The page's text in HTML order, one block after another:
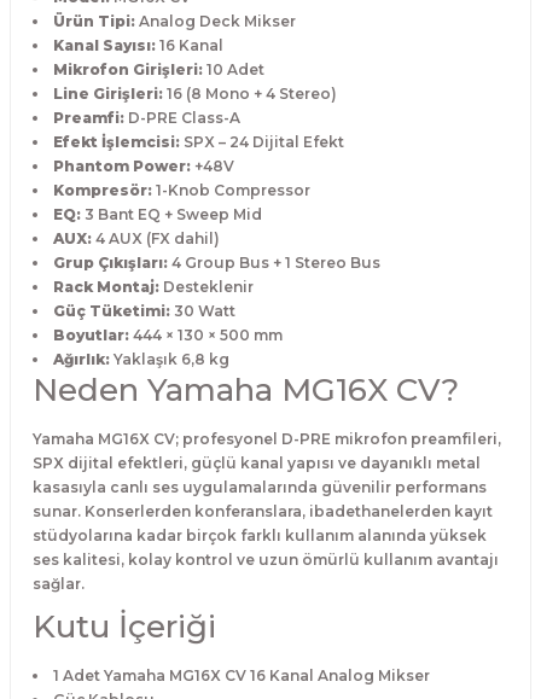
Ürün Tipi: Analog Deck Mikser
Kanal Sayısı: 16 Kanal
Mikrofon Girişleri: 10 Adet
Line Girişleri: 16 (8 Mono + 4 Stereo)
Preamfi: D-PRE Class-A
Efekt İşlemcisi: SPX – 24 Dijital Efekt
Phantom Power: +48V
Kompresör: 1-Knob Compressor
EQ: 3 Bant EQ + Sweep Mid
AUX: 4 AUX (FX dahil)
Grup Çıkışları: 4 Group Bus + 1 Stereo Bus
Rack Montaj: Desteklenir
Güç Tüketimi: 30 Watt
Boyutlar: 444 × 130 × 500 mm
Ağırlık: Yaklaşık 6,8 kg
Neden Yamaha MG16X CV?
Yamaha MG16X CV; profesyonel D-PRE mikrofon preamfileri,
SPX dijital efektleri, güçlü kanal yapısı ve dayanıklı metal
kasasıyla canlı ses uygulamalarında güvenilir performans
sunar. Konserlerden konferanslara, ibadethanelerden kayıt
stüdyolarına kadar birçok farklı kullanım alanında yüksek
ses kalitesi, kolay kontrol ve uzun ömürlü kullanım avantajı
sağlar.
Kutu İçeriği
1 Adet Yamaha MG16X CV 16 Kanal Analog Mikser